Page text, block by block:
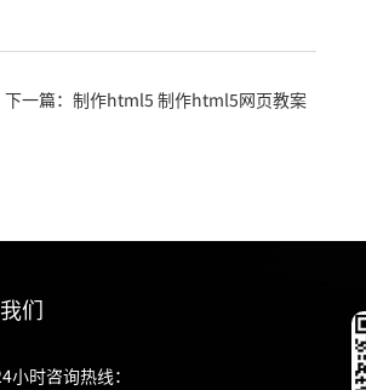
下一篇：制作html5 制作html5网页教案
们
小时咨询热线：